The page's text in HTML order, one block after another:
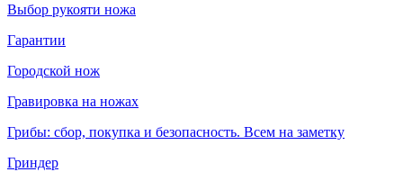
Выбор рукояти ножа
Гарантии
Городской нож
Гравировка на ножах
Грибы: сбор, покупка и безопасность. Всем на заметку
Гриндер